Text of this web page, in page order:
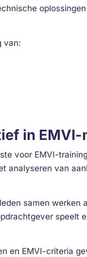
van:
in
voor EMVI-
analyseren van
samen werken
speelt
en EMVI-criteria